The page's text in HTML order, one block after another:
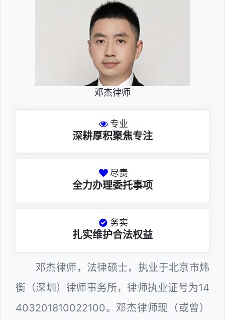
邓杰律师
专业
深耕厚积聚焦专注
尽责
全力办理委托事项
务实
扎实维护合法权益
邓杰律师，法律硕士，执业于北京市炜
衡（深圳）律师事务所，律师执业证号为14
403201810022100。邓杰律师现（或曾）